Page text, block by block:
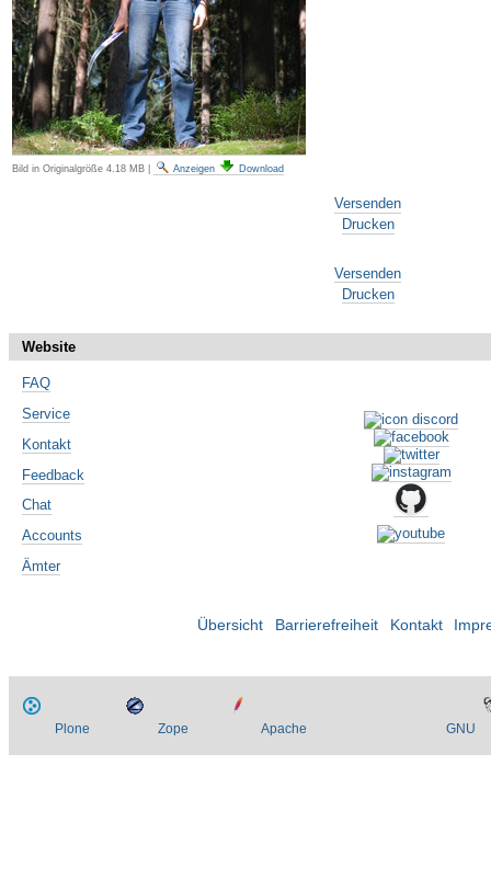
Bild in Originalgröße 4.18 MB| Anzeigen Download
Versenden
Drucken
Versenden
Drucken
Website
FAQ
Service
Kontakt
Feedback
Chat
Accounts
Ämter
Übersicht Barrierefreiheit Kontakt
Plone Zope Apache GNU